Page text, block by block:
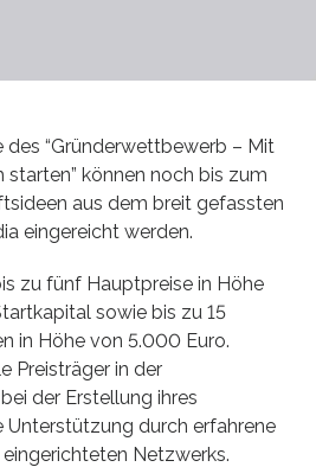
des “Gründerwettbewerb – Mit
können noch bis zum
aus dem breit gefassten
eingereicht werden.
zu fünf Hauptpreise in Höhe
sowie bis zu 15
in Höhe von 5.000 Euro.
Preisträger in der
der Erstellung ihres
Unterstützung durch erfahrene
Netzwerks.